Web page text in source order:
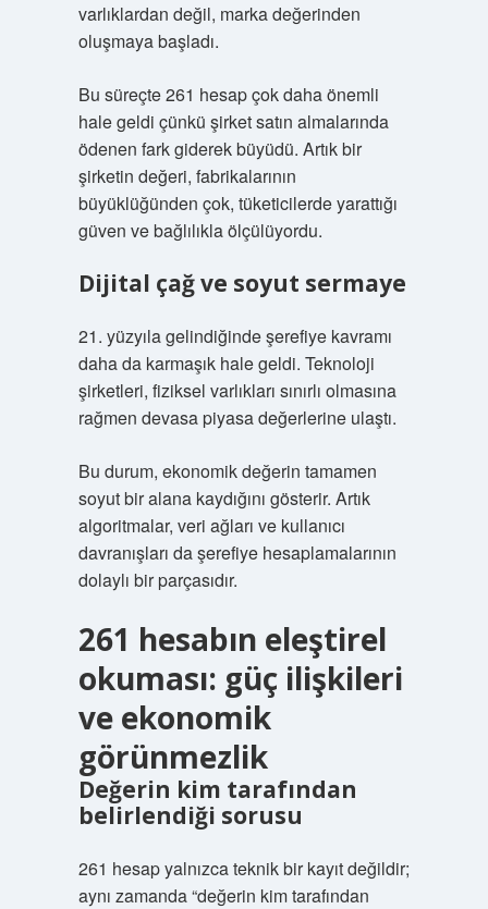
varlıklardan değil, marka değerinden
oluşmaya başladı.
Bu süreçte 261 hesap çok daha önemli
hale geldi çünkü şirket satın almalarında
ödenen fark giderek büyüdü. Artık bir
şirketin değeri, fabrikalarının
büyüklüğünden çok, tüketicilerde yarattığı
güven ve bağlılıkla ölçülüyordu.
Dijital çağ ve soyut sermaye
21. yüzyıla gelindiğinde şerefiye kavramı
daha da karmaşık hale geldi. Teknoloji
şirketleri, fiziksel varlıkları sınırlı olmasına
rağmen devasa piyasa değerlerine ulaştı.
Bu durum, ekonomik değerin tamamen
soyut bir alana kaydığını gösterir. Artık
algoritmalar, veri ağları ve kullanıcı
davranışları da şerefiye hesaplamalarının
dolaylı bir parçasıdır.
261 hesabın eleştirel
okuması: güç ilişkileri
ve ekonomik
görünmezlik
Değerin kim tarafından
belirlendiği sorusu
261 hesap yalnızca teknik bir kayıt değildir;
aynı zamanda “değerin kim tarafından